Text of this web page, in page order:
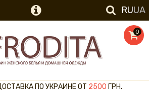
RUUA
0
ПО УКРАИНЕ ОТ 2500 ГРН.